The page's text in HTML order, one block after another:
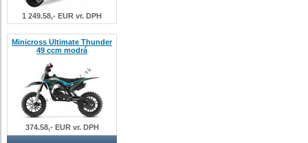
1 249.58,- EUR vr. DPH
Minicross Ultimate Thunder
49 ccm modrá
374.58,- EUR vr. DPH